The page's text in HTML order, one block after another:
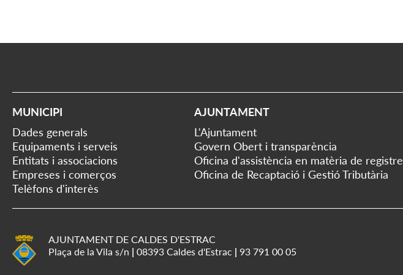
MUNICIPI
Dades generals
Equipaments i serveis
Entitats i associacions
Empreses i comerços
Telèfons d'interès
AJUNTAMENT
L'Ajuntament
Govern Obert i transparència
Oficina d'assistència en matèria de registre
Oficina de Recaptació i Gestió Tributària
AJUNTAMENT DE CALDES D'ESTRAC
Plaça de la Vila s/n | 08393 Caldes d'Estrac | 93 791 00 05